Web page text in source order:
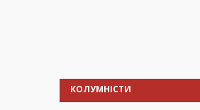
КОЛУМНІСТИ